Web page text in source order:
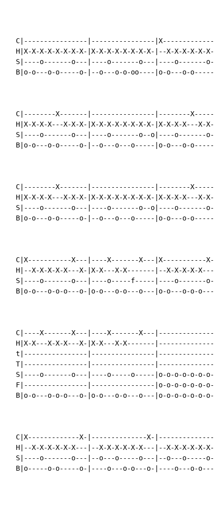
C|----------------|----------------
H|X-X-X-X-X-X-X-X-|X-X-X-X-X-X-X-X-|--X-X-X-X-X-X-
S|----o-------o---|----o-------o---|----o-------
B|o-o---o-o-----o-|--o---o-o-oo----|o-o---o-o-----
C|--------X-------|----------------|--------
H|X-X-X-X---X-X-X-|X-X-X-X-X-X-X-X-|X-X-X-X---X-X-
S|----o-------o---|----o-------o--o|----o-------
B|o-o---o-o-----o-|--o---o---o-----|o-o---o-o-----
C|--------X-------|----------------|--------
H|X-X-X-X---X-X-X-|X-X-X-X-X-X-X-X-|X-X-X-X---X-X-
S|----o-------o---|----o-------o--o|----o-------
B|o-o---o-o-----o-|--o---o---o-----|o-o---o-o-----
C|X-----------X---|----X-------X---|X-----------
H|--X-X-X-X-X---X-|X-X---X-X-------|--X-X-X-X-X---
S|----o-------o---|----o-----f-----|----o-------
B|o-o---o-o-o---o-|o-o---o-o---o---|o-o---o-o-o---
C|----X-------X---|----X-------X---
H|X-X---X-X-X---X-|X-X---X-X-------
t|----------------|----------------
T|----------------|----------------
S|----o-------o---|----o-----o-----|o-o-o-o-o-o-o-
F|----------------|----------------|o-o-o-o-o-o-o-
B|o-o---o-o-o---o-|o-o---o-o---o---|o-o-o-o-o-o-o-
C|X-------------X-|--------------X-|--------------
H|--X-X-X-X-X-X---|--X-X-X-X-X-X---|--X-X-X-X-X-
S|----o-------o---|--o---o-----o---|--o---o-----
B|o-----o-o-----o-|----o---o-o---o-|----o---o-o---